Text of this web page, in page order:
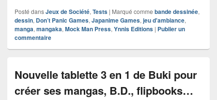
Posté dansJeux de Société, Tests | Marqué comme bande dessinée,
dessin, Don’t Panic Games, Japanime Games, jeu d'ambiance,
manga, mangaka, Mock Man Press, Ynnis Editions | Publier un
commentaire
Nouvelle tablette 3 en 1 de Buki pour
créer ses mangas, B.D., flipbooks…